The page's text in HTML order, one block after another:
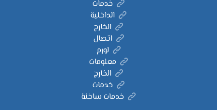
خدمات
الداخلية
الخارج
اتصال
لورم
معلومات
الخارج
خدمات
خدمات ساخنة